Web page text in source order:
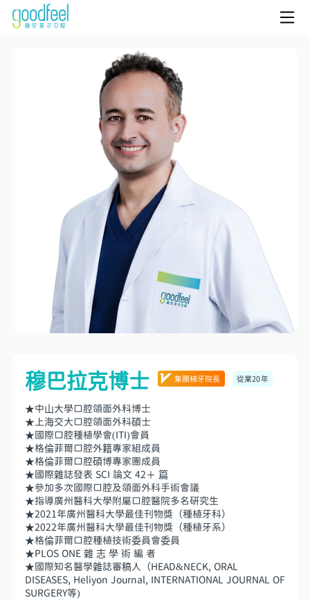
穆巴拉克博士 集團植牙院長 從業20年
★中山大學口腔頜面外科博士
★上海交大口腔頜面外科碩士
★國際口腔種植學會(ITI)會員
★格倫菲爾口腔外籍專家組成員
★格倫菲爾口腔碩博專家團成員
★國際雜誌發表 SCI 論文 42＋ 篇
★參加多次國際口腔及頜面外科手術會議
★指導廣州醫科大學附屬口腔醫院多名研究生
★2021年廣州醫科大學最佳刊物獎（種植牙科）
★2022年廣州醫科大學最佳刊物獎（種植牙系）
★格倫菲爾口腔種植技術委員會委員
★PLOS ONE 雜 志 學 術 編 者
★國際知名醫學雜誌審稿人（HEAD&NECK, ORAL
DISEASES, Heliyon Journal, INTERNATIONAL JOURNAL OF
SURGERY等)